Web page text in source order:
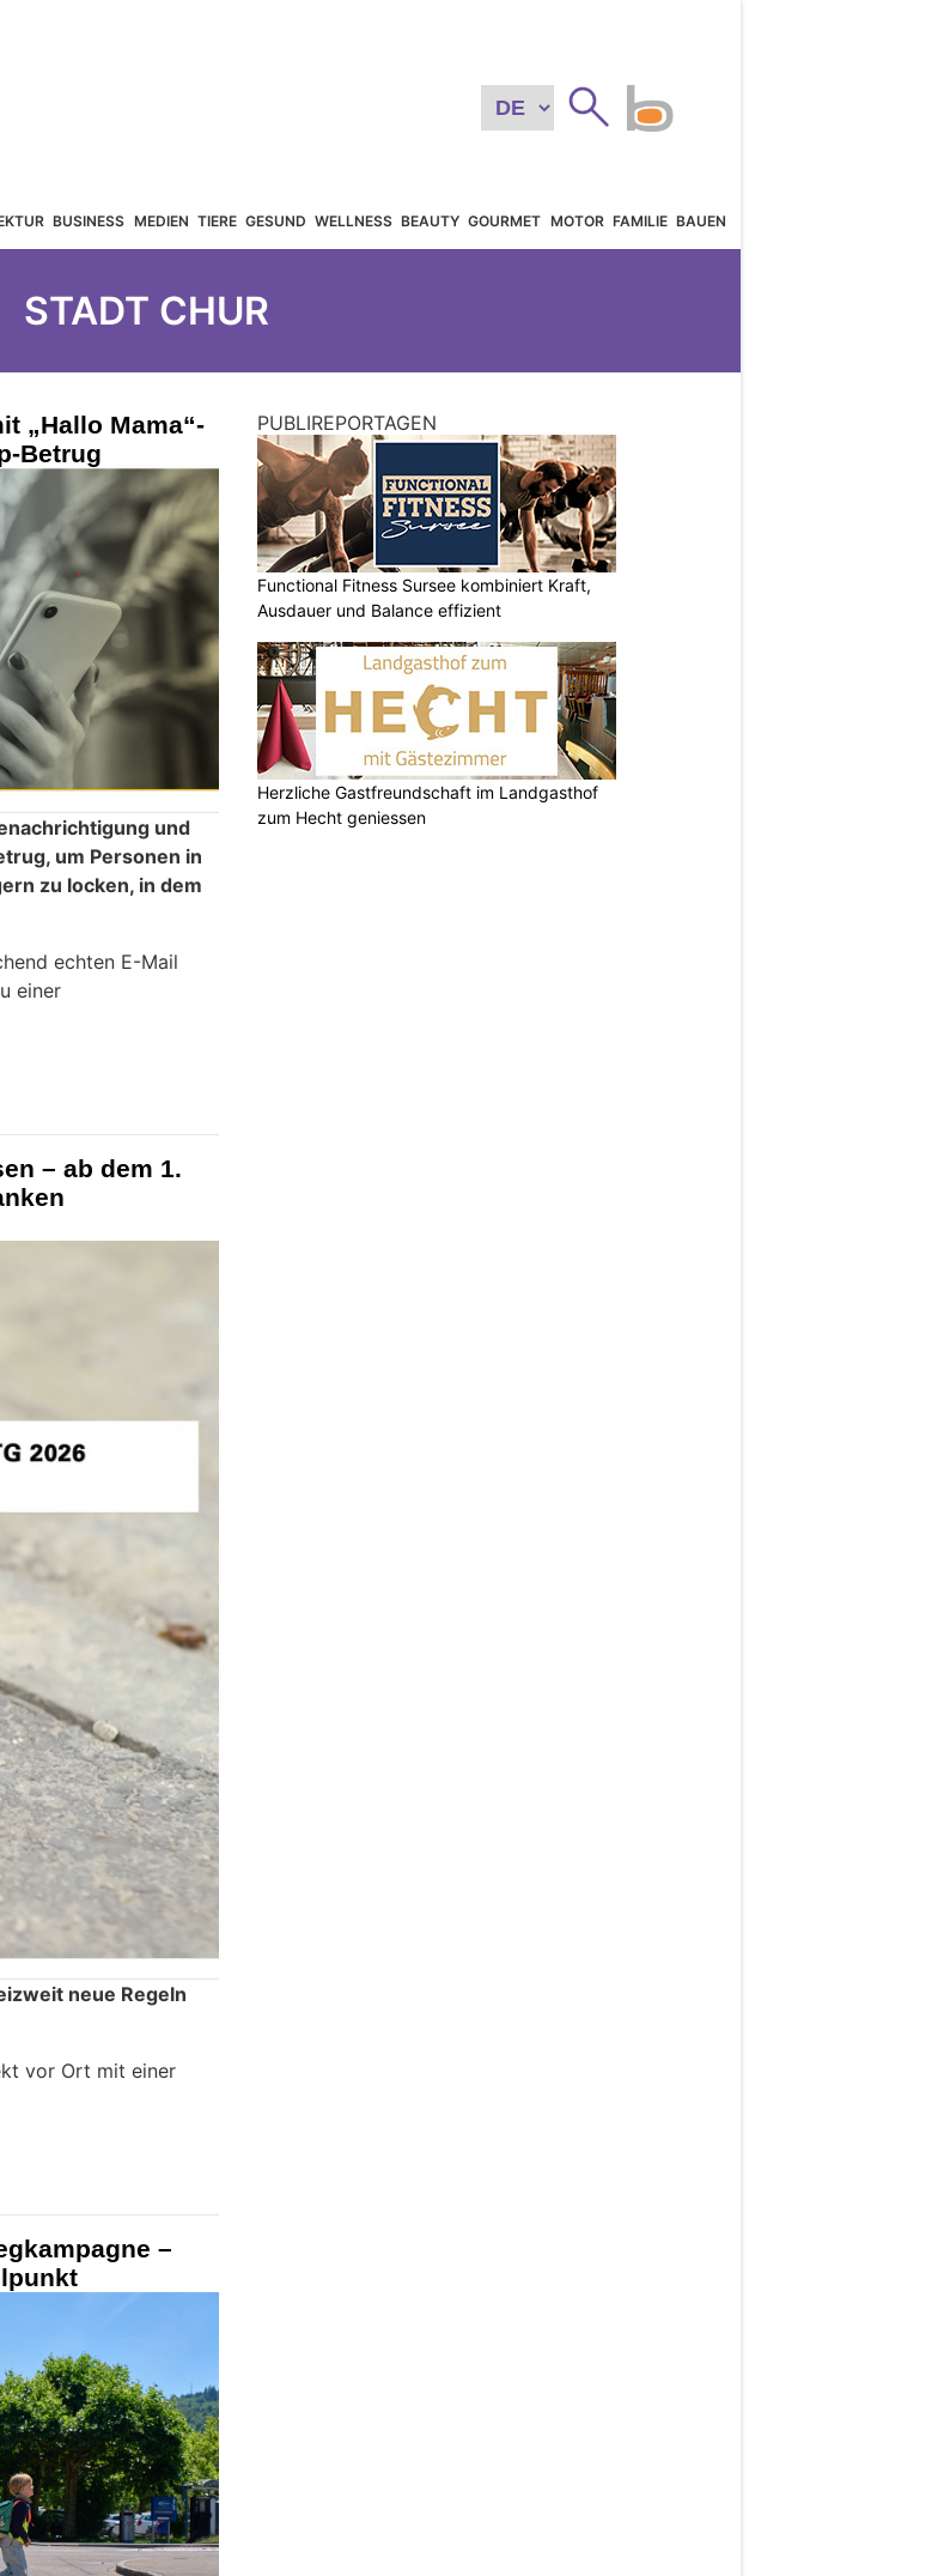
BUSINESS MEDIEN TIERE GESUND WELLNESS BEAUTY GOURMET MOTOR FAMILIE BAUEN
STADT CHUR
„Hallo Mama“-
Betrug
und
um Personen in
zu locken, in dem
echten E-Mail
einer
– ab dem 1.
neue Regeln
vor Ort mit einer
–
PUBLIREPORTAGEN
Functional Fitness Sursee kombiniert Kraft,
Ausdauer und Balance effizient
Herzliche Gastfreundschaft im Landgasthof
zum Hecht geniessen